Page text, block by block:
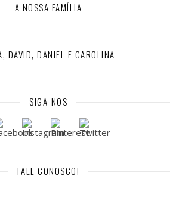
A NOSSA FAMÍLIA
DAVID, DANIEL E CAROLINA
SIGA-NOS
FALE CONOSCO!